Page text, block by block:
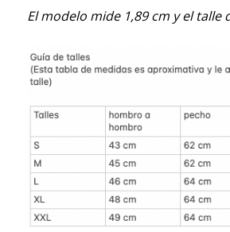
El modelo mide 1,89 cm y el talle